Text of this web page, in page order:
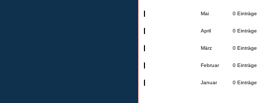
Mai 0 Einträge
April 0 Einträge
März 0 Einträge
Februar 0 Einträge
Januar 0 Einträge